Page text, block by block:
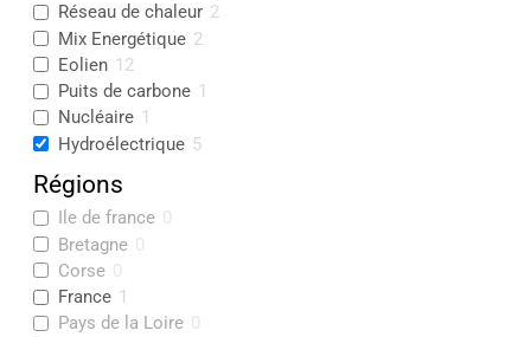
c
h
e
r
Réseau de chaleur 2
Mix Energétique 2
Eolien 12
Puits de carbone 1
Nucléaire 1
Hydroélectrique 5
Régions
Ile de france 0
Bretagne 0
Corse 0
France 1
Pays de la Loire 0